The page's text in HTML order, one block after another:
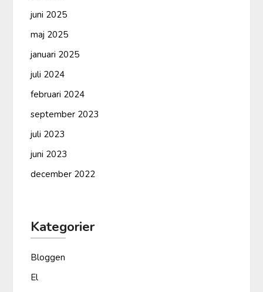
juni 2025
maj 2025
januari 2025
juli 2024
februari 2024
september 2023
juli 2023
juni 2023
december 2022
Kategorier
Bloggen
El